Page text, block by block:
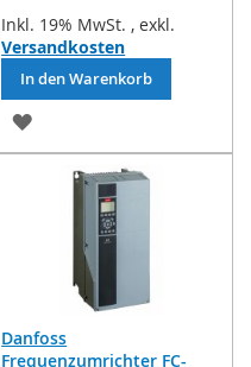
Inkl. 19% MwSt. , exkl.
Versandkosten
In den Warenkorb
ZUR
WUNSCHLISTE
HINZUFÜGEN
Danfoss
Frequenzumrichter FC-